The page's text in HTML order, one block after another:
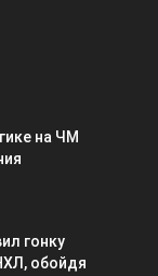
на ЧМ
гонку
обойдя